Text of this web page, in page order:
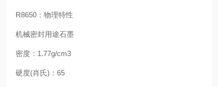
R8650：物理特性
机械密封用途石墨
密度：1.77g/cm3
硬度(肖氏)：65